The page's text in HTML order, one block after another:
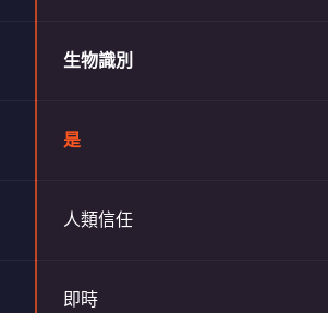
生物識別
是
人類信任
即時